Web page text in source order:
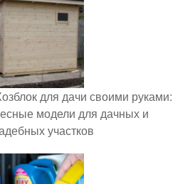
для дачи своими руками:
модели для дачных и
участков